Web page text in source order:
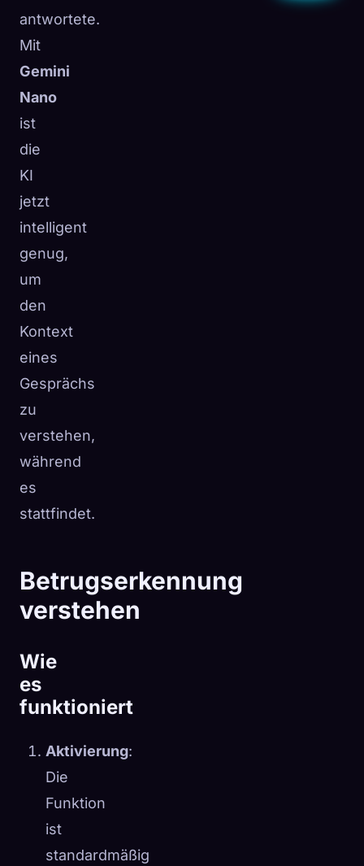
antwortete.
Mit
Gemini
Nano
ist
die
KI
jetzt
intelligent
genug,
um
den
Kontext
eines
Gesprächs
zu
verstehen,
während
es
stattfindet.
Betrugserkennung
verstehen
Wie
es
funktioniert
Aktivierung:
Die
Funktion
ist
standardmäßig